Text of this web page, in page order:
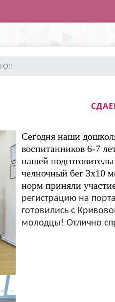
Сегодня наши
воспитанников 6-7
нашей
челночный бег 3х10
норм приняли
регистрацию на
готовились с
молодцы! Отлично